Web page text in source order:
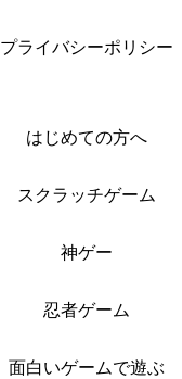
プライバシーポリシー
はじめての方へ
スクラッチゲーム
神ゲー
忍者ゲーム
面白いゲームで遊ぶ